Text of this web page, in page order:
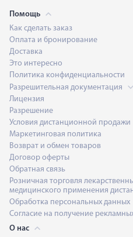
Помощь
Как сделать заказ
Оплата и бронирование
Доставка
Это интересно
Политика конфиденциальности
Разрешительная документация
Лицензия
Разрешение
Условия дистанционной продажи
Маркетинговая политика
Возврат и обмен товаров
Договор оферты
Обратная связь
Розничная торговля
медицинского применения
Обработка персональных данных
Согласие на получение
О нас